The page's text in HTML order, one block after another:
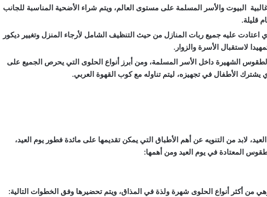
غالبية البيوت والأسر المسلمة على مستوى العالم، ويتم شراء الأضحية المناسبة للجانب
قليلة.
اعتادت عليه جميع ربات المنازل من حيث التنظيف الشامل لأرجاء المنزل وتغيير ديكور
لاستقبال الأسرة والزوار.
الشهيرة داخل الأسر المسلمة، ومن أبرز أنواع الحلوى التي يحرص الجميع على
يشترك الأطفال في تجهيزه، ليتم تناوله مع كوب القهوة العربي.
لابد من التنويه عن أهم الأطباق التي يمكن تقديمها على مائدة فطور يوم العيد،
المعتادة في يوم العيد ومن أهمها:
من أكثر أنواع الحلوى شهرة ولذة في المذاق، ويتم تحضيرها وفق الخطوات التالية: